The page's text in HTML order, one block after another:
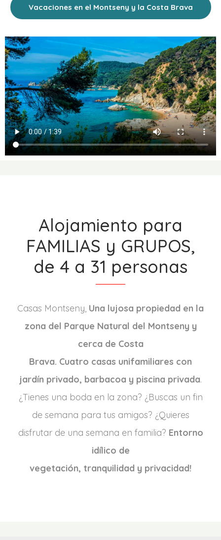
Vacaciones en el Montseny y la Costa Brava
Alojamiento para
FAMILIAS y GRUPOS,
de 4 a 31 personas
Casas Montseny, Una lujosa propiedad en la
zona del Parque Natural del Montseny y
cerca de Costa
Brava. Cuatro casas unifamiliares con
jardín privado, barbacoa y piscina privada.
¿Tienes una boda en la zona? ¿Buscas un fin
de semana para tus amigos? ¿Quieres
disfrutar de una semana en familia? Entorno
idílico de
vegetación, tranquilidad y privacidad!